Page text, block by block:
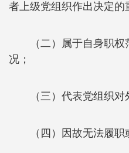
者上级党组织作出决定的
（二）属于自身职
况；
（三）代表党组织对
（四）因故无法履